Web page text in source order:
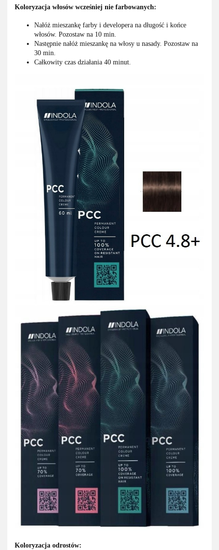
Koloryzacja włosów wcześniej nie farbowanych:
Nałóż mieszankę farby i developera na długość i końce
włosów. Pozostaw na 10 min.
Następnie nałóż mieszankę na włosy u nasady. Pozostaw na
30 min.
Całkowity czas działania 40 minut.
Koloryzacja odrostów: